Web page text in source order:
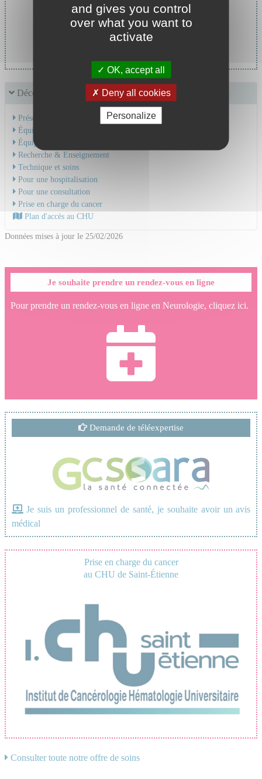
Chef de service :
Pr CAMDESSANCHE Jean-
Philippe
Découvrir le service
Présentation de l'activité
Équipe Médicale
Équipe Soignante
Recherche & Enseignement
Technique et soins
Pour une hospitalisation
Pour une consultation
Prise en charge du cancer
Plan d'accès au CHU
Données mises à jour le 25/02/2026
Je souhaite prendre un rendez-vous en ligne
Pour prendre un rendez-vous en ligne en Neurologie, cliquez ici.
Demande de téléexpertise
Je suis un professionnel de santé, je souhaite avoir un avis
médical
Prise en charge du cancer
au CHU de Saint-Étienne
Consulter toute notre offre de soins
and gives you control
over what you want to
activate
OK, accept all
Deny all cookies
Personalize